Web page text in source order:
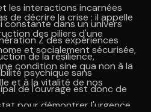
les interactions incarnées
constante dans un univers
Z des expériences
de la résilience,
psychique sans
de l'ouvrage est donc de
pour démontrer l'urgence
de décrire la crise ; il appelle
des piliers d'une
et socialement sécurisée,
condition sine qua non à la
et à la vitalité de nos